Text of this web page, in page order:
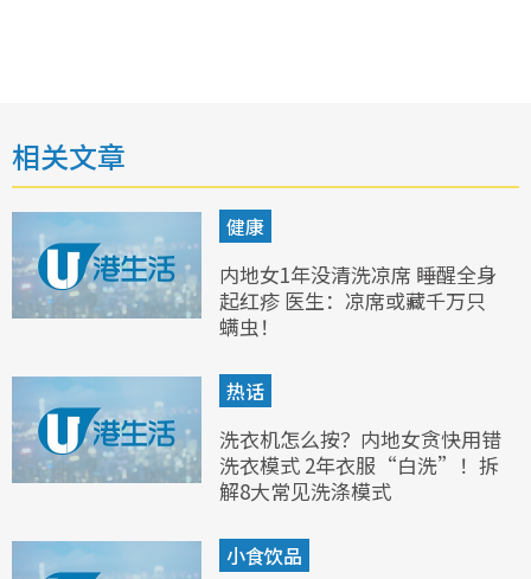
相关文章
健康
内地女1年没清洗凉席 睡醒全身
起红疹 医生：凉席或藏千万只
螨虫！
热话
洗衣机怎么按？内地女贪快用错
洗衣模式 2年衣服“白洗”！拆
解8大常见洗涤模式
小食饮品